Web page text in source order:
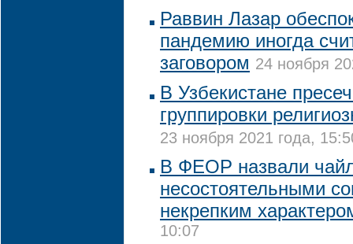
Раввин Лазар
пандемию иногда
заговором 24 ноября
В Узбекистане
группировки
23 ноября 2021 года,
В ФЕОР назвали
несостоятельными
некрепким
10:07